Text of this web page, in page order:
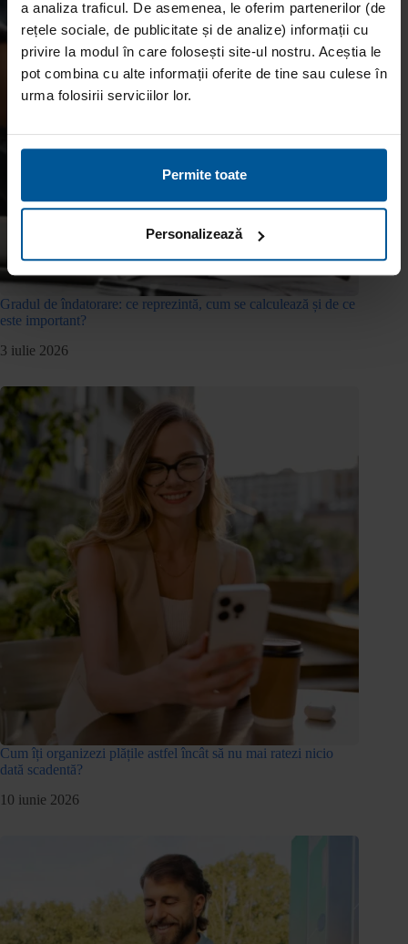
a analiza traficul. De asemenea, le oferim partenerilor (de
rețele sociale, de publicitate și de analize) informații cu
privire la modul în care folosești site-ul nostru. Aceștia le
pot combina cu alte informații oferite de tine sau culese în
urma folosirii serviciilor lor.
Permite toate
Personalizează
Gradul de îndatorare: ce reprezintă, cum se calculează și de ce
este important?
3 iulie 2026
Cum îți organizezi plățile astfel încât să nu mai ratezi nicio
dată scadentă?
10 iunie 2026